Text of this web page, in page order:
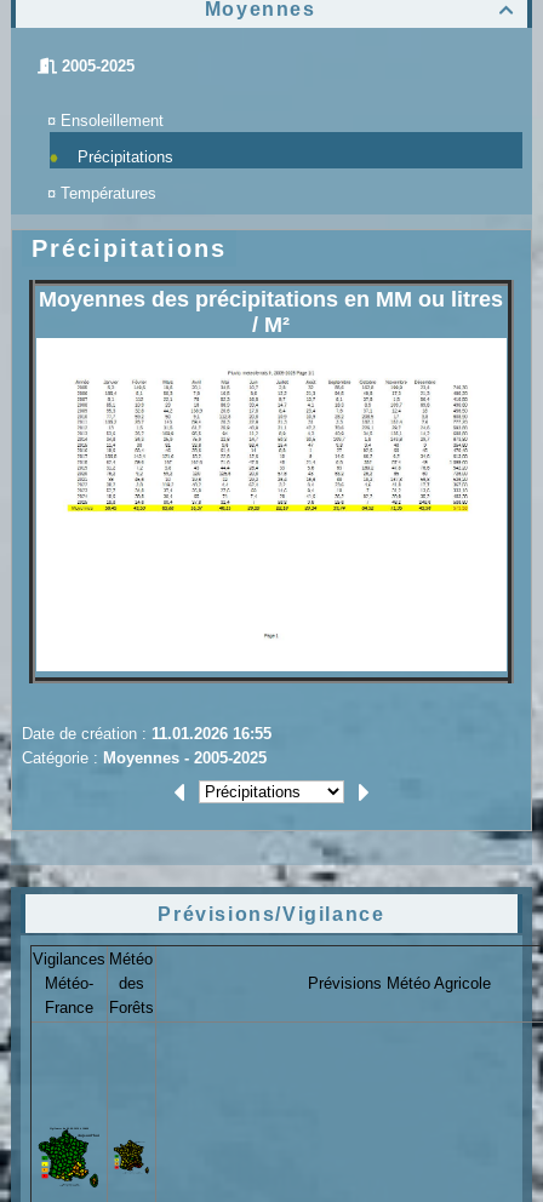

Moyennes
2005-2025
¤ Ensoleillement
Précipitations
¤ Températures
Précipitations
Moyennes des précipitations en MM ou litres
/ M²
Date de création : 11.01.2026 16:55
Catégorie : Moyennes - 2005-2025
Prévisions/Vigilance
Vigilances
Météo-
France
Météo
des
Forêts
Prévisions Météo Agricole